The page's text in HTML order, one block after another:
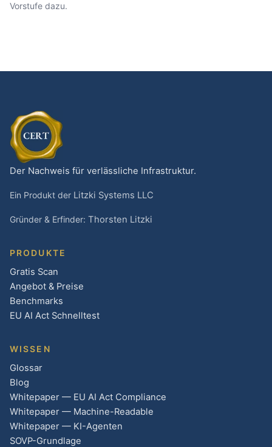
Vorstufe dazu.
Der Nachweis für verlässliche Infrastruktur.
Ein Produkt der Litzki Systems LLC
Gründer & Erfinder: Thorsten Litzki
PRODUKTE
Gratis Scan
Angebot & Preise
Benchmarks
EU AI Act Schnelltest
WISSEN
Glossar
Blog
Whitepaper — EU AI Act Compliance
Whitepaper — Machine-Readable
Whitepaper — KI-Agenten
SOVP-Grundlage